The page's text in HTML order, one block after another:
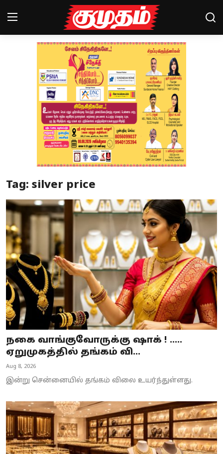
Magazines
Special Story
Business
Crime
Tamilnadu
National
World
Astrology
Spirituality
Politics
Tag: silver price
நகை வாங்குவோருக்கு ஷாக் ! .....
ஏறுமுகத்தில் தங்கம் வி...
Aug 8, 2026
இன்று சென்னையில் தங்கம் விலை உயர்ந்துள்ளது.